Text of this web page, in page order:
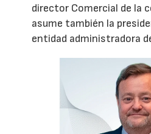
director Comercial de la
asume también la
entidad administradora